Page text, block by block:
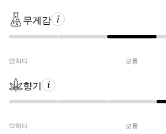
무게감
연하다 보통
향기
약하다 보통